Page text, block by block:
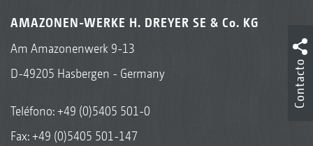
AMAZONEN-WERKE H. DREYER SE & Co. KG
Am Amazonenwerk 9-13
D-49205 Hasbergen - Germany
Teléfono:+49 (0)5405 501-0
Fax: +49 (0)5405 501-147
Contacto